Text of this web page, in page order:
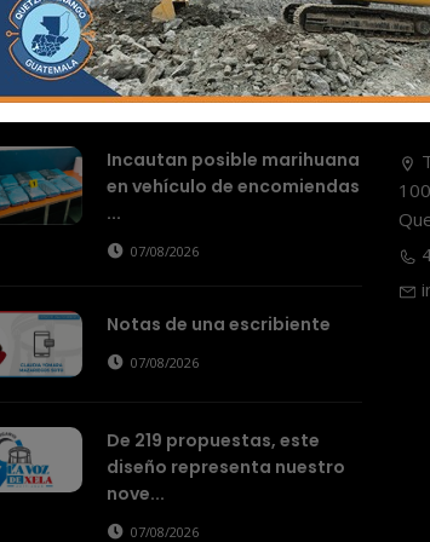
Incautan posible marihuana
en vehículo de encomiendas
...
07/08/2026
Notas de una escribiente
07/08/2026
De 219 propuestas, este
diseño representa nuestro
nove...
07/08/2026